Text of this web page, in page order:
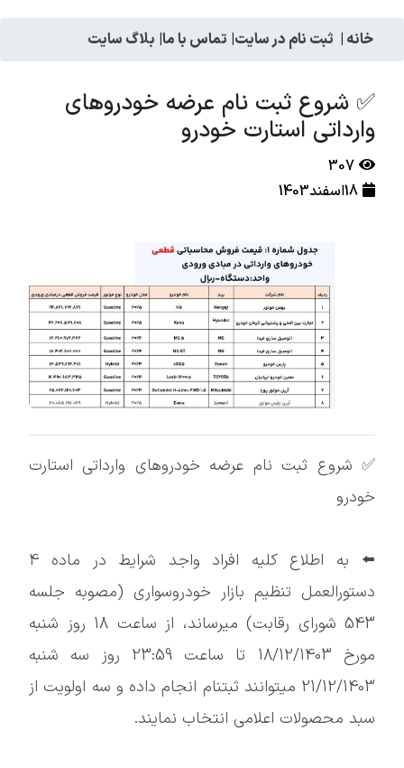
خانه | ثبت نام در سایت| تماس با ما| بلاگ سایت
✅ شروع ثبت نام عرضه خودروهای
وارداتی استارت خودرو
307
18اسفند1403
✅ شروع ثبت نام عرضه خودروهای وارداتی استارت
خودرو
⬅️ به اطلاع کلیه افراد واجد شرایط در ماده 4
دستورالعمل تنظیم بازار خودروسواری (مصوبه جلسه
543 شورای رقابت) میرساند، از ساعت 18 روز شنبه
مورخ 18/12/1403 تا ساعت 23:59 روز سه شنبه
21/12/1403 میتوانند ثبتنام انجام داده و سه اولویت از
سبد محصولات اعلامی انتخاب نمایند.